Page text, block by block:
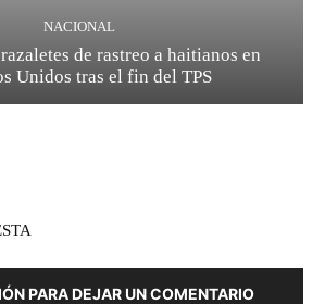
NACIONAL
de rastreo a haitianos en
Unidos tras el fin del TPS
PARA DEJAR UN COMENTARIO